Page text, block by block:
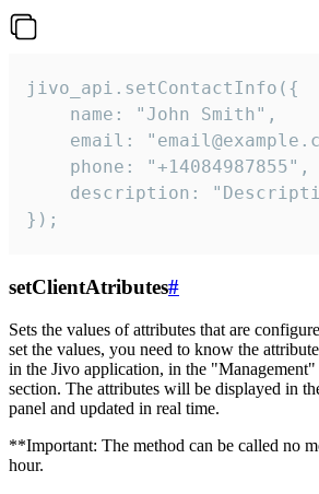
jivo_api.setContactInfo({
    name: "John Smith",
email:
    phone: "+14084987855",
description:
});
setClientAtributes#
Sets the values ​​of attributes that are
set the values, you need to know the
in the Jivo application, in the
section. The attributes will be displayed in
panel and updated in real time.
**Important: The method can be called no
hour.